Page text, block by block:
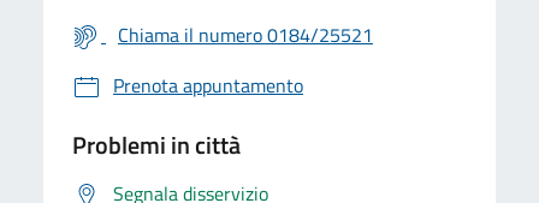
Chiama il numero 0184/25521
Prenota appuntamento
Problemi in città
Segnala disservizio